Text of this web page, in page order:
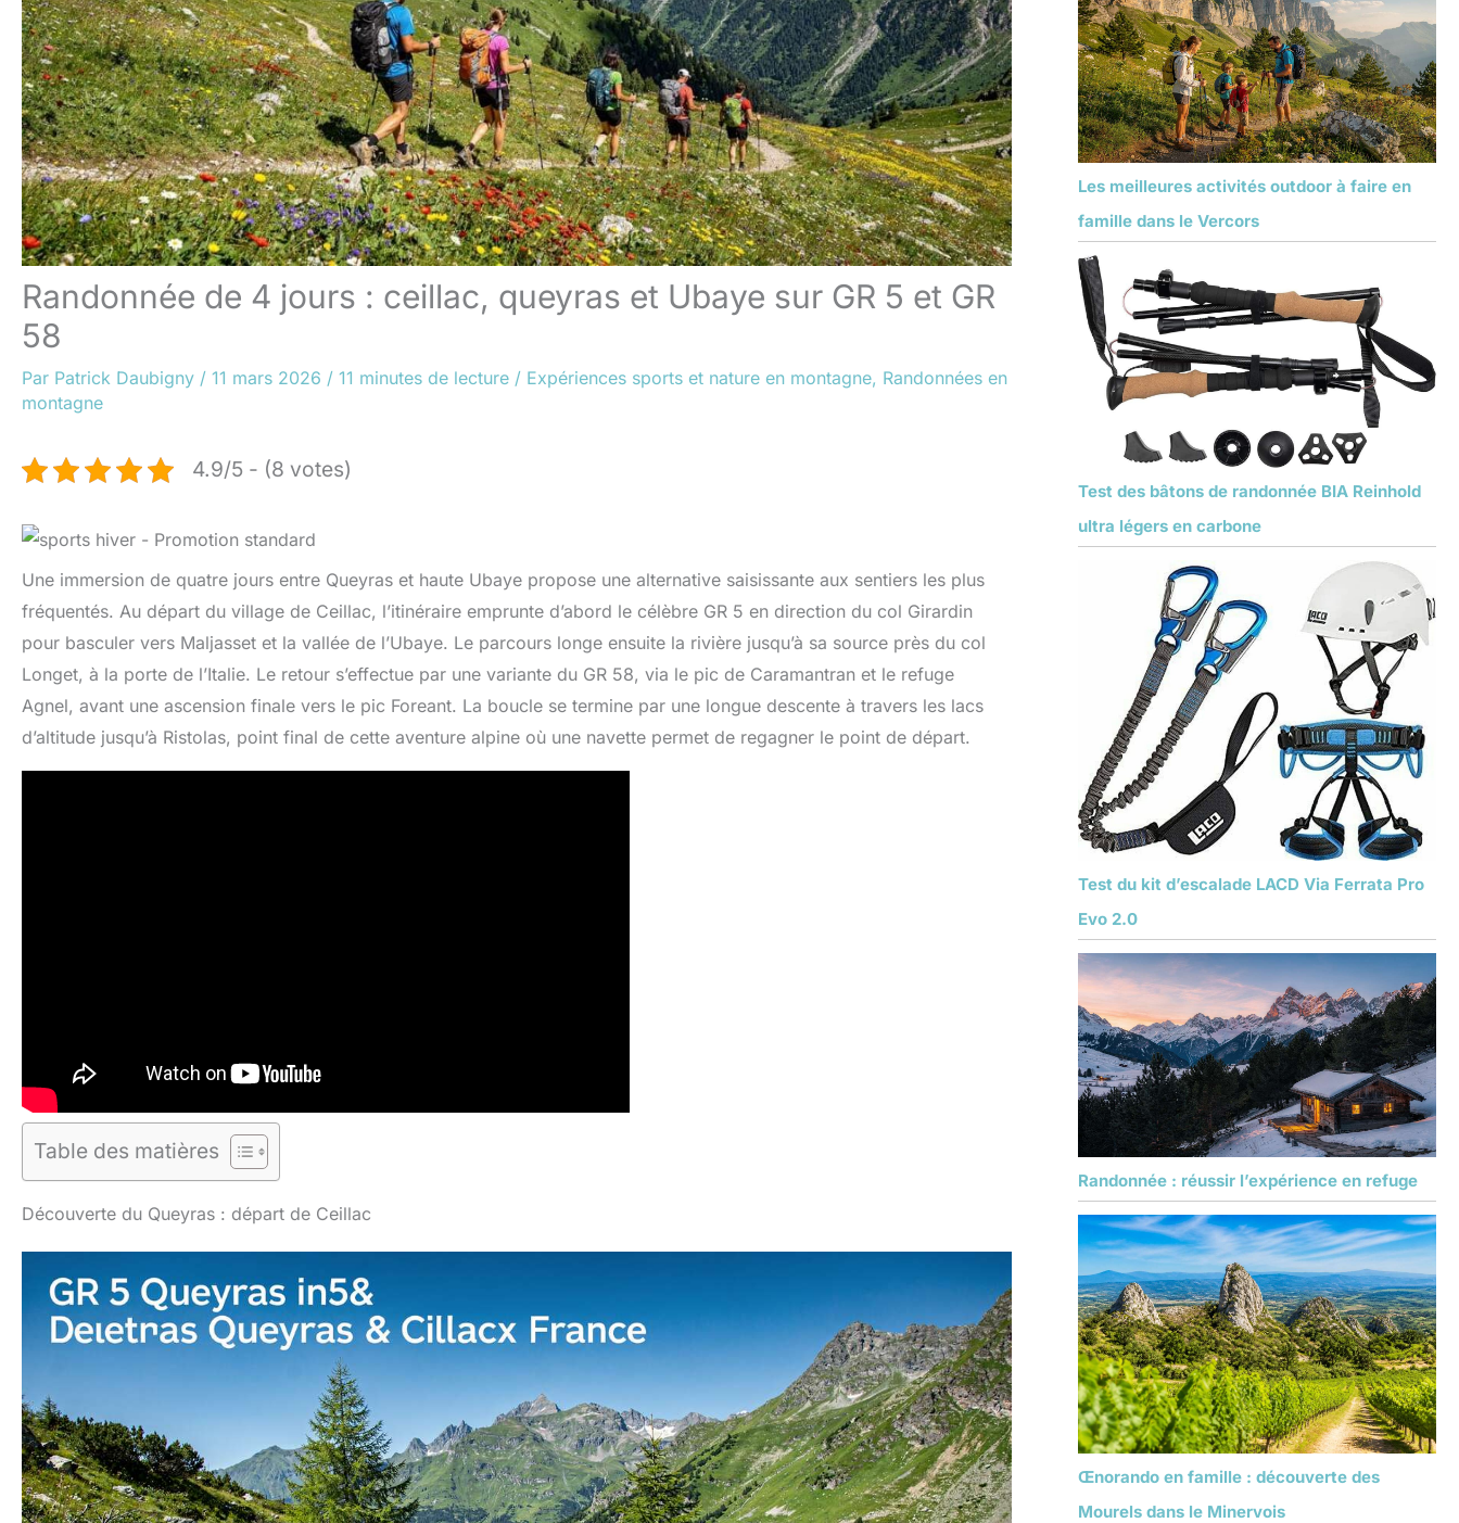
Randonnée de 4 jours : ceillac, queyras et Ubaye sur GR 5 et GR
58
Par Patrick Daubigny / 11 mars 2026 / 11 minutes de lecture / Expériences sports et nature en montagne, Randonnées en
montagne
4.9/5 - (8 votes)
Une immersion de quatre jours entre Queyras et haute Ubaye propose une alternative saisissante aux sentiers les plus
fréquentés. Au départ du village de Ceillac, l’itinéraire emprunte d’abord le célèbre GR 5 en direction du col Girardin
pour basculer vers Maljasset et la vallée de l’Ubaye. Le parcours longe ensuite la rivière jusqu’à sa source près du col
Longet, à la porte de l’Italie. Le retour s’effectue par une variante du GR 58, via le pic de Caramantran et le refuge
Agnel, avant une ascension finale vers le pic Foreant. La boucle se termine par une longue descente à travers les lacs
d’altitude jusqu’à Ristolas, point final de cette aventure alpine où une navette permet de regagner le point de départ.
Table des matières
Découverte du Queyras : départ de Ceillac
Les meilleures activités outdoor à faire en
famille dans le Vercors
Test des bâtons de randonnée BIA Reinhold
ultra légers en carbone
Test du kit d’escalade LACD Via Ferrata Pro
Evo 2.0
Randonnée : réussir l’expérience en refuge
Œnorando en famille : découverte des
Mourels dans le Minervois